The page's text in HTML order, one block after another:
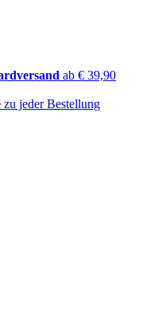
ab € 39,90
zu jeder Bestellung